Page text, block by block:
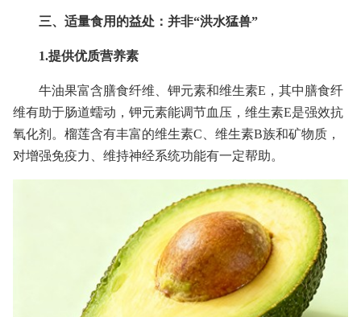
三、适量食用的益处：并非“洪水猛兽”
1.提供优质营养素
牛油果富含膳食纤维、钾元素和维生素E，其中膳食纤
维有助于肠道蠕动，钾元素能调节血压，维生素E是强效抗
氧化剂。榴莲含有丰富的维生素C、维生素B族和矿物质，
对增强免疫力、维持神经系统功能有一定帮助。